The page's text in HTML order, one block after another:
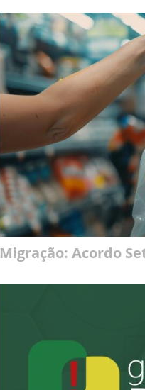
Migração: Acordo